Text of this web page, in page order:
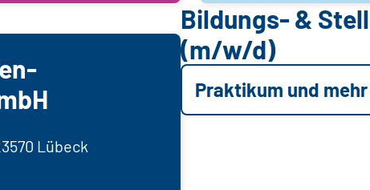
Lübeck
Bildungs- &
(m/w/d)
Praktikum und mehr